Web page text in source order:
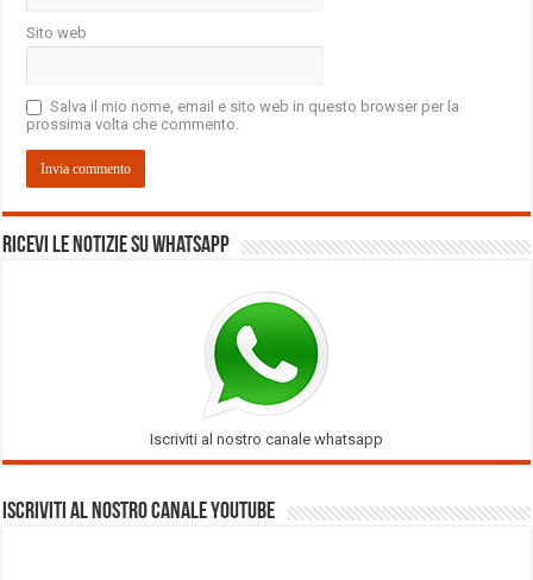
Sito web
Salva il mio nome, email e sito web in questo browser per la
prossima volta che commento.
Ricevi le notizie su Whatsapp
Iscriviti al nostro canale whatsapp
Iscriviti al nostro Canale Youtube